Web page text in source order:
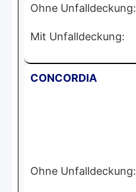
Ohne Unfalldeckung:
Mit Unfalldeckung:
CONCORDIA
Ohne Unfalldeckung: